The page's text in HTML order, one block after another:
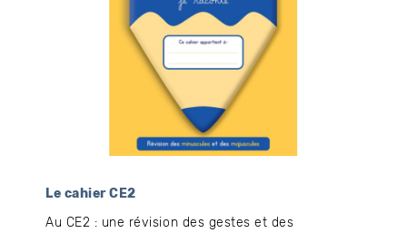
Le cahier CE2
Au CE2 : une révision des gestes et des